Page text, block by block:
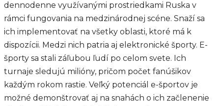
dennodenne využívanými prostriedkami Ruska v
rámci fungovania na medzinárodnej scéne. Snaží sa
ich implementovať na všetky oblasti, ktoré má k
dispozícii. Medzi nich patria aj elektronické športy. E-
športy sa stali záľubou ľudí po celom svete. Ich
turnaje sledujú milióny, pričom počet fanúšikov
každým rokom rastie. Veľký potenciál e-športov je
možné demonštrovať aj na snahách o ich začlenenie